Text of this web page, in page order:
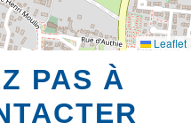
Leaflet
PAS À